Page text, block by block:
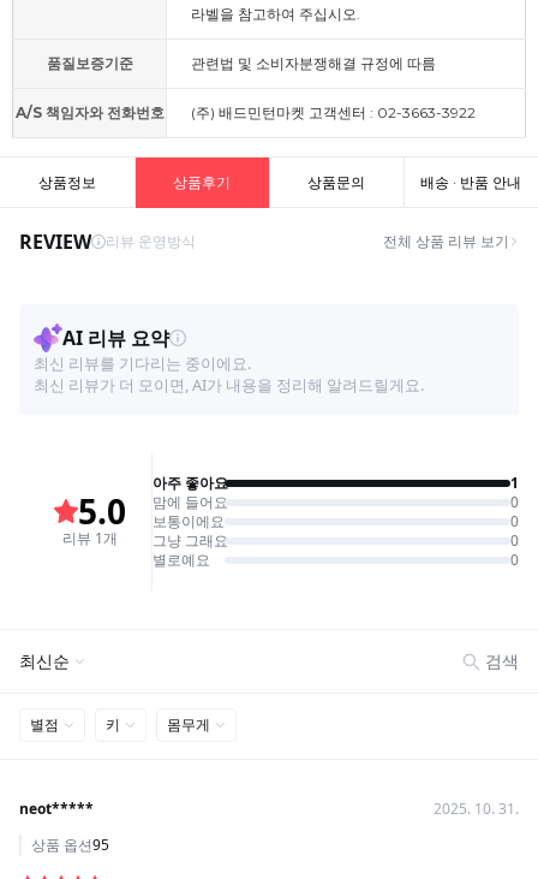
라벨을 참고하여 주십시오.
품질보증기준 관련법 및 소비자분쟁해결 규정에 따름
A/S 책임자와 전화번호 (주) 배드민턴마켓 고객센터 : 02-3663-3922
상품정보 상품후기 상품문의 배송 · 반품 안내